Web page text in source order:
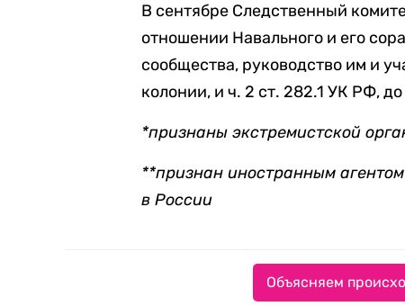
В сентябре Следственный
отношении Навального и его
сообщества, руководство им и
колонии, и ч. 2 ст. 282.1 УК РФ,
*признаны экстремистской
**признан иностранным
в России
Объясняем